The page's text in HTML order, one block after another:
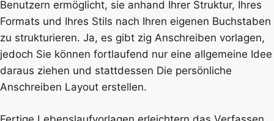
Benutzern ermöglicht, sie anhand Ihrer Struktur, Ihres
Formats und Ihres Stils nach Ihren eigenen Buchstaben
zu strukturieren. Ja, es gibt zig Anschreiben vorlagen,
jedoch Sie können fortlaufend nur eine allgemeine Idee
daraus ziehen und stattdessen Die persönliche
Anschreiben Layout erstellen.